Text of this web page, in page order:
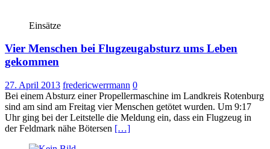
Einsätze
Vier Menschen bei Flugzeugabsturz ums Leben
gekommen
27. April 2013 fredericwerrmann 0
Bei einem Absturz einer Propellermaschine im Landkreis Rotenburg
sind am sind am Freitag vier Menschen getötet wurden. Um 9:17
Uhr ging bei der Leitstelle die Meldung ein, dass ein Flugzeug in
der Feldmark nähe Bötersen […]